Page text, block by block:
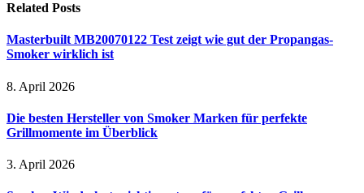
Related Posts
Masterbuilt MB20070122 Test zeigt wie gut der Propangas-
Smoker wirklich ist
8. April 2026
Die besten Hersteller von Smoker Marken für perfekte
Grillmomente im Überblick
3. April 2026